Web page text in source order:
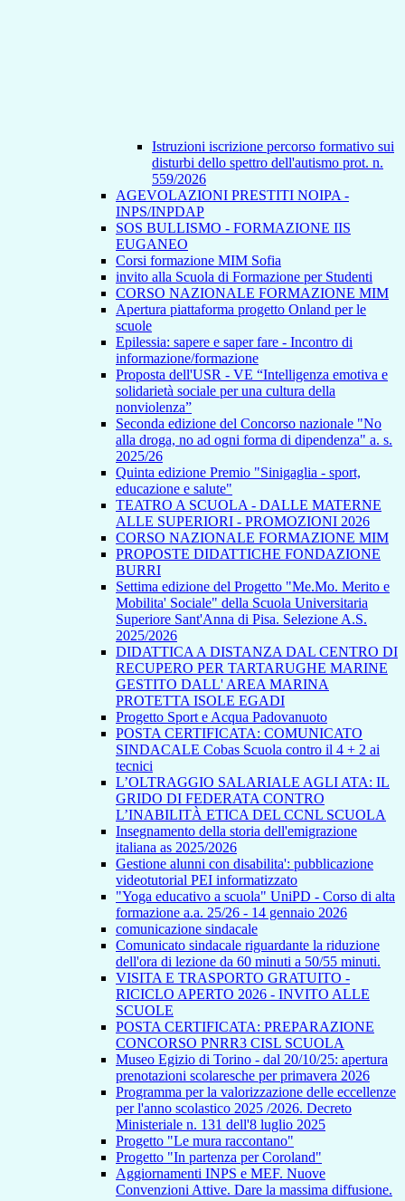
Istruzioni iscrizione percorso formativo sui
disturbi dello spettro dell'autismo prot. n.
559/2026
AGEVOLAZIONI PRESTITI NOIPA -
INPS/INPDAP
SOS BULLISMO - FORMAZIONE IIS
EUGANEO
Corsi formazione MIM Sofia
invito alla Scuola di Formazione per Studenti
CORSO NAZIONALE FORMAZIONE MIM
Apertura piattaforma progetto Onland per le
scuole
Epilessia: sapere e saper fare - Incontro di
informazione/formazione
Proposta dell'USR - VE “Intelligenza emotiva e
solidarietà sociale per una cultura della
nonviolenza”
Seconda edizione del Concorso nazionale "No
alla droga, no ad ogni forma di dipendenza" a. s.
2025/26
Quinta edizione Premio "Sinigaglia - sport,
educazione e salute"
TEATRO A SCUOLA - DALLE MATERNE
ALLE SUPERIORI - PROMOZIONI 2026
CORSO NAZIONALE FORMAZIONE MIM
PROPOSTE DIDATTICHE FONDAZIONE
BURRI
Settima edizione del Progetto "Me.Mo. Merito e
Mobilita' Sociale" della Scuola Universitaria
Superiore Sant'Anna di Pisa. Selezione A.S.
2025/2026
DIDATTICA A DISTANZA DAL CENTRO DI
RECUPERO PER TARTARUGHE MARINE
GESTITO DALL' AREA MARINA
PROTETTA ISOLE EGADI
Progetto Sport e Acqua Padovanuoto
POSTA CERTIFICATA: COMUNICATO
SINDACALE Cobas Scuola contro il 4 + 2 ai
tecnici
L’OLTRAGGIO SALARIALE AGLI ATA: IL
GRIDO DI FEDERATA CONTRO
L’INABILITÀ ETICA DEL CCNL SCUOLA
Insegnamento della storia dell'emigrazione
italiana as 2025/2026
Gestione alunni con disabilita': pubblicazione
videotutorial PEI informatizzato
"Yoga educativo a scuola" UniPD - Corso di alta
formazione a.a. 25/26 - 14 gennaio 2026
comunicazione sindacale
Comunicato sindacale riguardante la riduzione
dell'ora di lezione da 60 minuti a 50/55 minuti.
VISITA E TRASPORTO GRATUITO -
RICICLO APERTO 2026 - INVITO ALLE
SCUOLE
POSTA CERTIFICATA: PREPARAZIONE
CONCORSO PNRR3 CISL SCUOLA
Museo Egizio di Torino - dal 20/10/25: apertura
prenotazioni scolaresche per primavera 2026
Programma per la valorizzazione delle eccellenze
per l'anno scolastico 2025 /2026. Decreto
Ministeriale n. 131 dell'8 luglio 2025
Progetto "Le mura raccontano"
Progetto "In partenza per Coroland"
Aggiornamenti INPS e MEF. Nuove
Convenzioni Attive. Dare la massima diffusione.